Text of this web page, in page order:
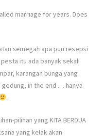
marriage for years. Does
semegah apa pun resepsi
itu ada banyak sekali
karangan bunga yang
gedung, in the end … hanya
.
pilihan yang KITA BERDUA
yang kelak akan